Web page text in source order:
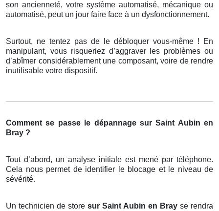
son ancienneté, votre système automatisé, mécanique ou
automatisé, peut un jour faire face à un dysfonctionnement.
Surtout, ne tentez pas de le débloquer vous-même ! En
manipulant, vous risqueriez d’aggraver les problèmes ou
d’abîmer considérablement une composant, voire de rendre
inutilisable votre dispositif.
Comment se passe le dépannage sur Saint Aubin en
Bray ?
Tout d’abord, un analyse initiale est mené par téléphone.
Cela nous permet de identifier le blocage et le niveau de
sévérité.
Un technicien de store sur Saint Aubin en Bray se rendra